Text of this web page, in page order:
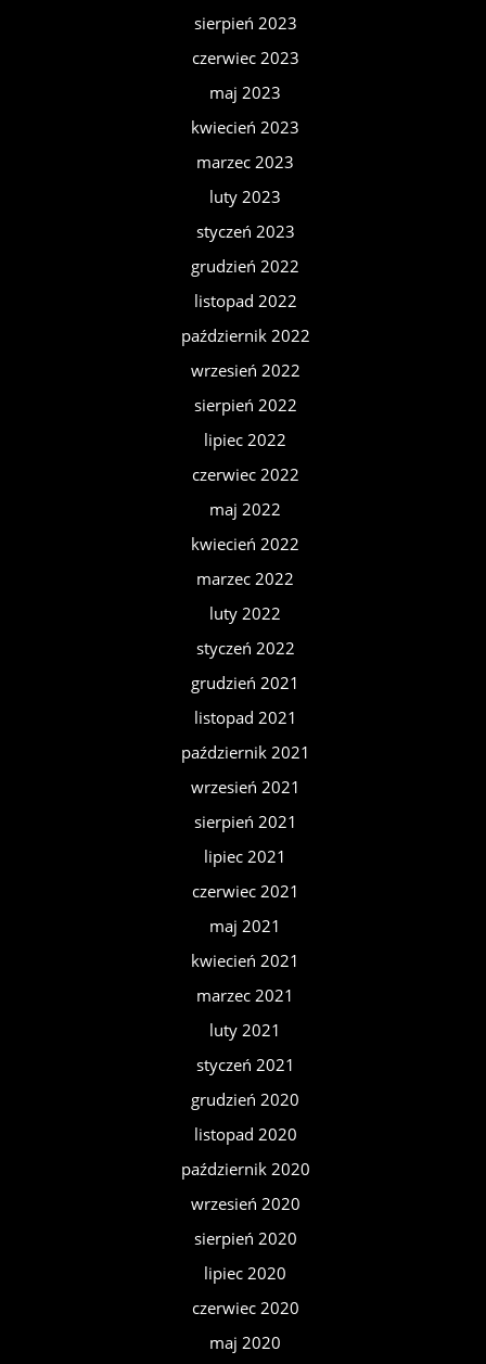
sierpień 2023
czerwiec 2023
maj 2023
kwiecień 2023
marzec 2023
luty 2023
styczeń 2023
grudzień 2022
listopad 2022
październik 2022
wrzesień 2022
sierpień 2022
lipiec 2022
czerwiec 2022
maj 2022
kwiecień 2022
marzec 2022
luty 2022
styczeń 2022
grudzień 2021
listopad 2021
październik 2021
wrzesień 2021
sierpień 2021
lipiec 2021
czerwiec 2021
maj 2021
kwiecień 2021
marzec 2021
luty 2021
styczeń 2021
grudzień 2020
listopad 2020
październik 2020
wrzesień 2020
sierpień 2020
lipiec 2020
czerwiec 2020
maj 2020